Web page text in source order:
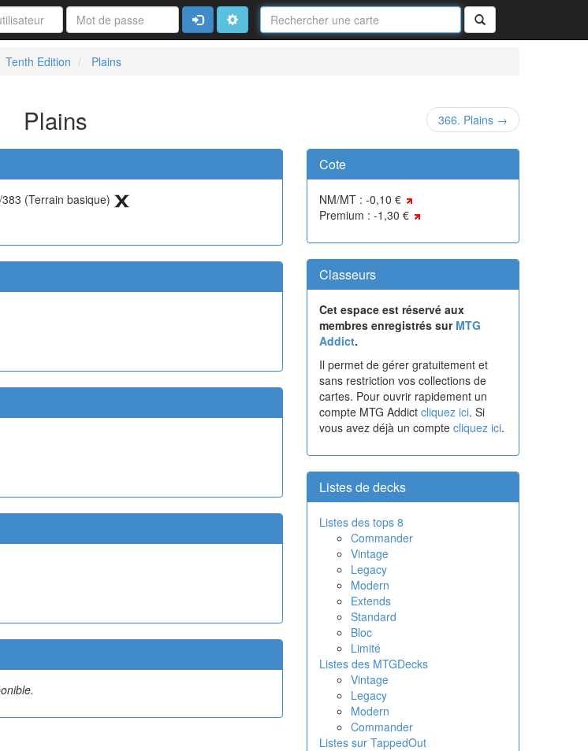
Nom
de
la
Rechercher
ConnexionAvancé
Tenth Edition Plains
Plains 366. Plains →
(Terrain basique)
Cote
NM/MT : -0,10 €
Premium : -1,30 €
Classeurs
Cet espace est réservé aux
membres enregistrés sur MTG
Addict.
Il permet de gérer gratuitement et
sans restriction vos collections de
cartes. Pour ouvrir rapidement un
compte MTG Addict cliquez ici. Si
vous avez déjà un compte cliquez ici.
Listes de decks
Listes des tops 8
Commander
Vintage
Legacy
Modern
Extends
Standard
Bloc
Limité
Listes des MTGDecks
Vintage
Legacy
Modern
Commander
Listes sur TappedOut